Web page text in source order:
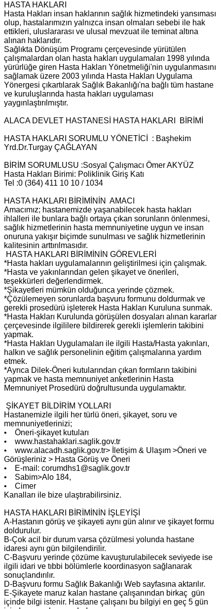
HASTA HAKLARI
Hasta Hakları insan haklarının sağlık hizmetindeki yansıması
olup, hastalarımızın yalnızca insan olmaları sebebi ile hak
ettikleri, uluslararası ve ulusal mevzuat ile teminat altına
alınan haklarıdır.
Sağlıkta Dönüşüm Programı çerçevesinde yürütülen
çalışmalardan olan hasta hakları uygulamaları 1998 yılında
yürürlüğe giren Hasta Hakları Yönetmeliği'nin uygulanmasını
sağlamak üzere 2003 yılında Hasta Hakları Uygulama
Yönergesi çıkartılarak Sağlık Bakanlığı'na bağlı tüm hastane
ve kuruluşlarında hasta hakları uygulaması
yaygınlaştırılmıştır.
ALACA DEVLET HASTANESİ HASTA HAKLARI BİRİMİ
HASTA HAKLARI SORUMLU YÖNETİCİ : Başhekim
Yrd.Dr.Turgay ÇAĞLAYAN
BİRİM SORUMLUSU :Sosyal Çalışmacı Ömer AKYÜZ
Hasta Hakları Birimi: Poliklinik Giriş Katı
Tel :0 (364) 411 10 10 / 1034
HASTA HAKLARI BİRİMİNİN AMACI
Amacımız; hastanemizde yaşanabilecek hasta hakları
ihlalleri ile bunlara bağlı ortaya çıkan sorunların önlenmesi,
sağlık hizmetlerinin hasta memnuniyetine uygun ve insan
onuruna yakışır biçimde sunulması ve sağlık hizmetlerinin
kalitesinin arttırılmasıdır.
HASTA HAKLARI BİRİMİNİN GÖREVLERİ
*Hasta hakları uygulamalarının geliştirilmesi için çalışmak.
*Hasta ve yakınlarından gelen şikayet ve önerileri,
teşekkürleri değerlendirmek.
*Şikayetleri mümkün olduğunca yerinde çözmek.
*Çözülemeyen sorunlarda başvuru formunu doldurmak ve
gerekli prosedürü işleterek Hasta Hakları Kuruluna sunmak.
*Hasta Hakları Kurulunda görüşülen dosyaları alınan kararlar
çerçevesinde ilgililere bildirerek gerekli işlemlerin takibini
yapmak.
*Hasta Hakları Uygulamaları ile ilgili Hasta/Hasta yakınları,
halkın ve sağlık personelinin eğitim çalışmalarına yardım
etmek.
*Ayrıca Dilek-Öneri kutularından çıkan formların takibini
yapmak ve hasta memnuniyet anketlerinin Hasta
Memnuniyet Prosedürü doğrultusunda uygulamaktır.
ŞİKAYET BİLDİRİM YOLLARI
Hastanemizle ilgili her türlü öneri, şikayet, soru ve
memnuniyetlerinizi;
• Öneri-şikayet kutuları
• www.hastahaklari.saglik.gov.tr
• www.alacadh.saglik.gov.tr> İletişim & Ulaşım >Öneri ve
Görüşleriniz > Hasta Görüş ve Öneri
• E-mail: corumdhs1@saglik.gov.tr
• Sabim>Alo 184,
• Cimer
Kanalları ile bize ulaştırabilirsiniz.
HASTA HAKLARI BİRİMİNİN İŞLEYİŞİ
A-Hastanın görüş ve şikayeti aynı gün alınır ve şikayet formu
doldurulur.
B-Çok acil bir durum varsa çözülmesi yolunda hastane
idaresi aynı gün bilgilendirilir.
C-Başvuru yerinde çözüme kavuşturulabilecek seviyede ise
ilgili idari ve tıbbi bölümlerle koordinasyon sağlanarak
sonuçlandırılır.
D-Başvuru formu Sağlık Bakanlığı Web sayfasına aktarılır.
E-Şikayete maruz kalan hastane çalışanından birkaç gün
içinde bilgi istenir. Hastane çalışanı bu bilgiyi en geç 5 gün